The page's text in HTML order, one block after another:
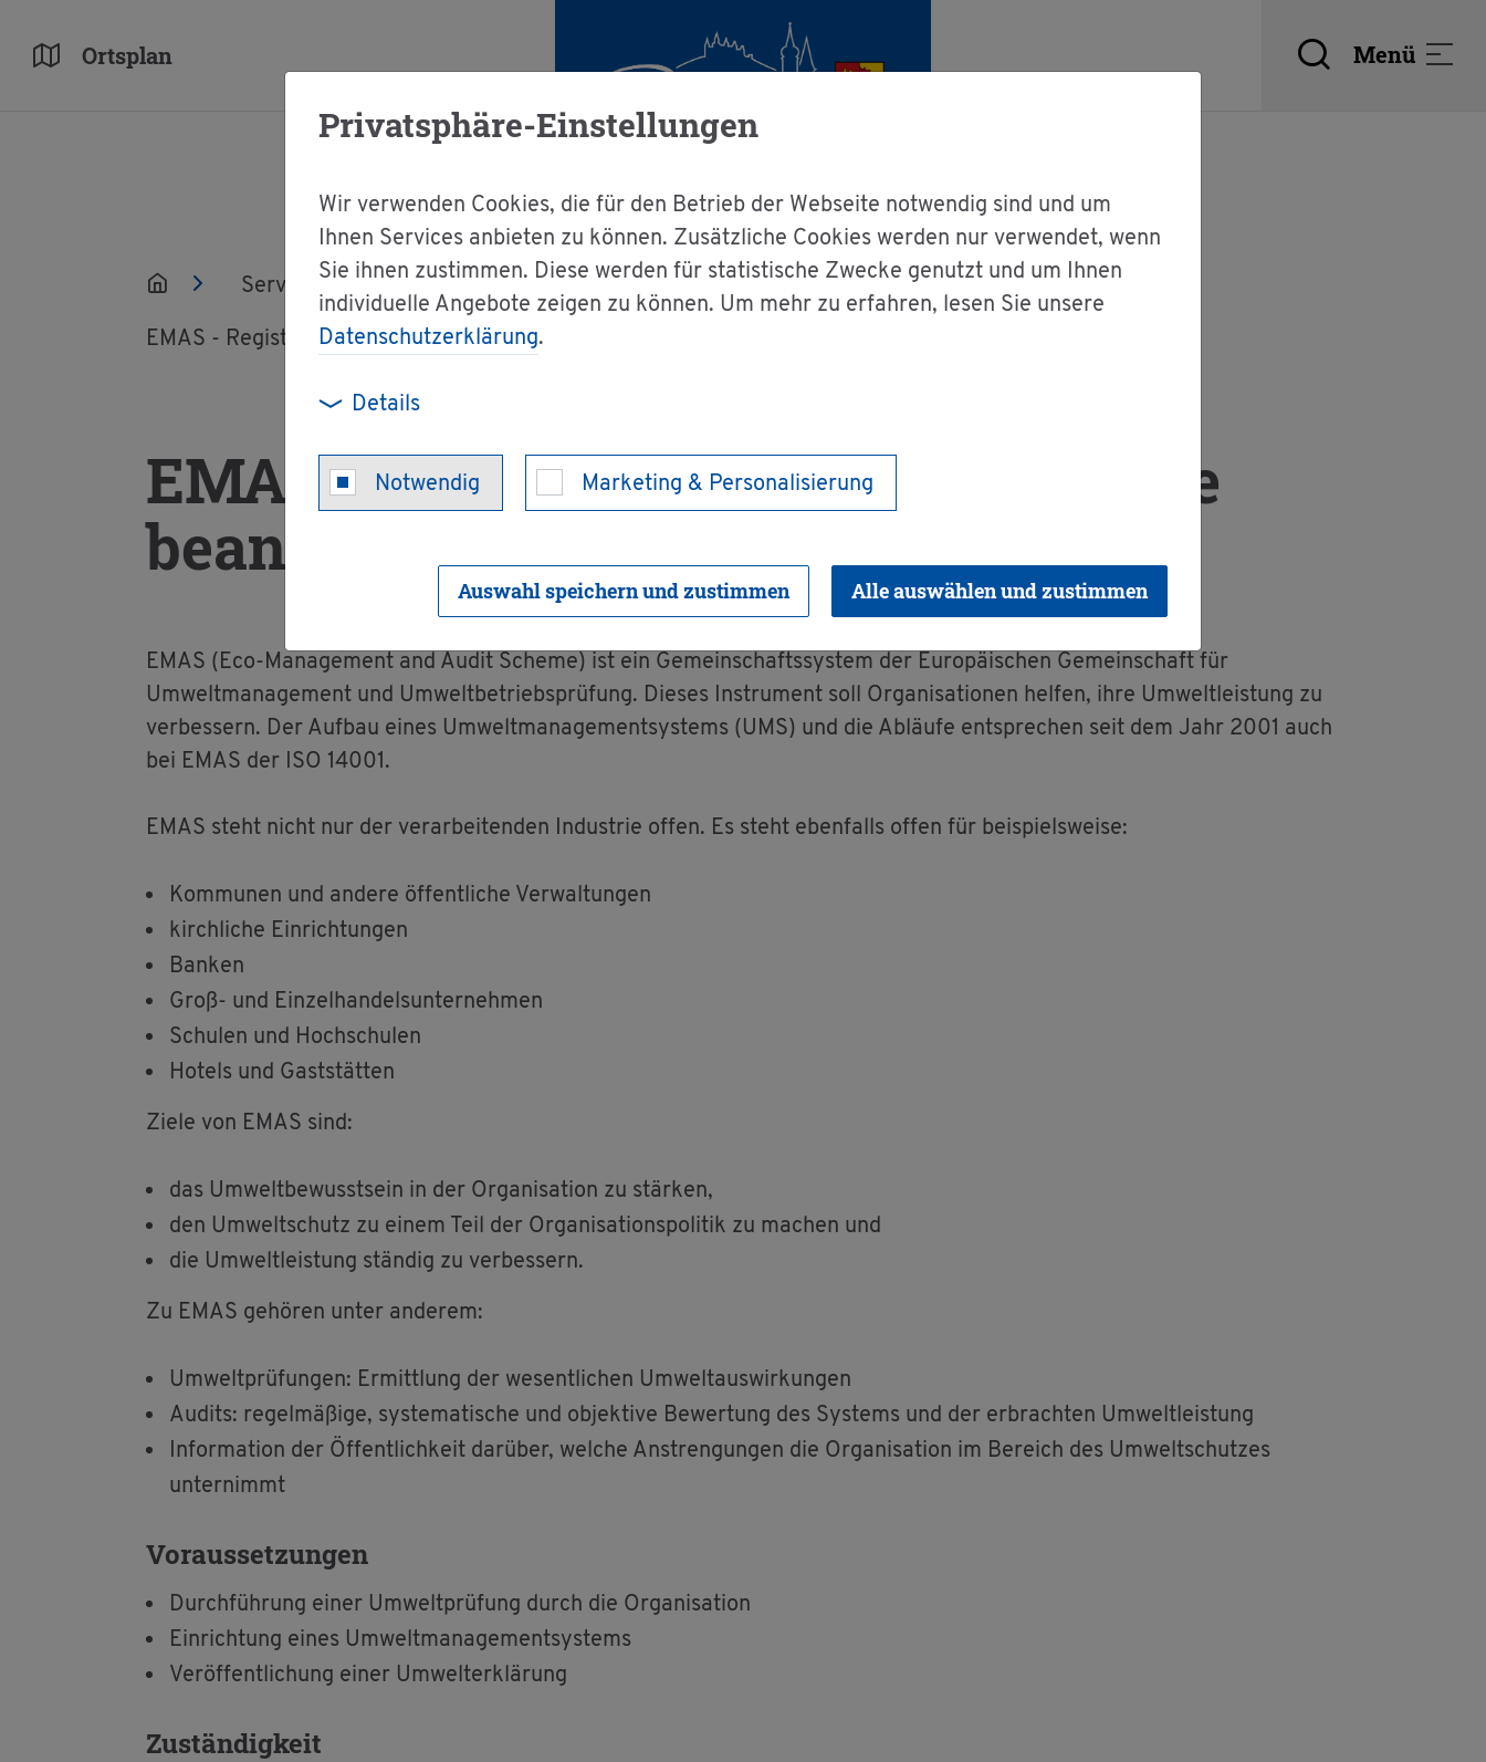
Privatsphäre-Einstellungen
Wir verwenden Cookies, die für den Betrieb der Webseite notwendig sind und um
Ihnen Services anbieten zu können. Zusätzliche Cookies werden nur verwendet, wenn
Sie ihnen zustimmen. Diese werden für statistische Zwecke genutzt und um Ihnen
individuelle Angebote zeigen zu können. Um mehr zu erfahren, lesen Sie unsere
Datenschutzerklärung.
Details
Notwendig Marketing & Personalisierung
Auswahl speichern und zustimmen Alle auswählen und zustimmen
Orts­plan Menü
Ser­vice Dienst­leis­tun­gen A-Z
EMAS - Re­gis­trie­rung und Auf­nah­me be­an­tra­gen
EMAS - Re­gis­trie­rung und Auf­nah­me
be­an­tra­gen
EMAS (Eco-Ma­nage­ment and Audit Sche­me) ist ein Ge­mein­schafts­sys­tem der Eu­ro­päi­schen Ge­mein­schaft für
Um­welt­ma­nage­ment und Um­welt­be­triebs­prü­fung. Die­ses In­stru­ment soll Or­ga­ni­sa­tio­nen hel­fen, ihre Um­welt­leis­tung zu
ver­bes­sern. Der Auf­bau eines Um­welt­ma­nage­ment­sys­tems (UMS) und die Ab­läu­fe ent­spre­chen seit dem Jahr 2001 auch
bei EMAS der ISO 14001.
EMAS steht nicht nur der ver­ar­bei­ten­den In­dus­trie offen. Es steht eben­falls offen für bei­spiels­wei­se:
Kom­mu­nen und an­de­re öf­fent­li­che Ver­wal­tun­gen
kirch­li­che Ein­rich­tun­gen
Ban­ken
Groß- und Ein­zel­han­dels­un­ter­neh­men
Schu­len und Hoch­schu­len
Ho­tels und Gast­stät­ten
Ziele von EMAS sind:
das Um­welt­be­wusst­sein in der Or­ga­ni­sa­ti­on zu stär­ken,
den Um­welt­schutz zu einem Teil der Or­ga­ni­sa­ti­ons­po­li­tik zu ma­chen und
die Um­welt­leis­tung stän­dig zu ver­bes­sern.
Zu EMAS ge­hö­ren unter an­de­rem:
Um­welt­prü­fun­gen: Er­mitt­lung der we­sent­li­chen Um­welt­aus­wir­kun­gen
Au­dits: re­gel­mä­ßi­ge, sys­te­ma­ti­sche und ob­jek­ti­ve Be­wer­tung des Sys­tems und der er­brach­ten Um­welt­leis­tung
In­for­ma­ti­on der Öf­fent­lich­keit dar­über, wel­che An­stren­gun­gen die Or­ga­ni­sa­ti­on im Be­reich des Um­welt­schut­zes
un­ter­nimmt
Vor­aus­set­zun­gen
Durch­füh­rung einer Um­welt­prü­fung durch die Or­ga­ni­sa­ti­on
Ein­rich­tung eines Um­welt­ma­nage­ment­sys­tems
Ver­öf­fent­li­chung einer Um­welt­er­klä­rung
Zu­stän­dig­keit